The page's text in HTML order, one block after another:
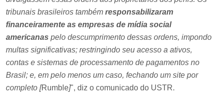
tribunais brasileiros também responsabilizaram
financeiramente as empresas de mídia social
americanas pelo descumprimento dessas ordens, impondo
multas significativas; restringindo seu acesso a ativos,
contas e sistemas de processamento de pagamentos no
Brasil; e, em pelo menos um caso, fechando um site por
completo [Rumble]", diz o comunicado do USTR.